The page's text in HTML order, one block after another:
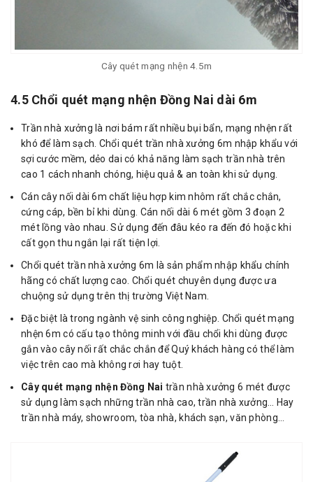
Cây quét mạng nhện 4.5m
4.5 Chổi quét mạng nhện Đồng Nai dài 6m
Trần nhà xưởng là nơi bám rất nhiều bụi bẩn, mạng nhện rất
khó để làm sạch. Chổi quét trần nhà xưởng 6m nhập khẩu với
sợi cước mềm, dẻo dai có khả năng làm sạch trần nhà trên
cao 1 cách nhanh chóng, hiệu quả & an toàn khi sử dụng.
Cán cây nối dài 6m chất liệu hợp kim nhôm rất chắc chắn,
cứng cáp, bền bỉ khi dùng. Cán nối dài 6 mét gồm 3 đoạn 2
mét lồng vào nhau. Sử dụng đến đâu kéo ra đến đó hoặc khi
cất gọn thu ngắn lại rất tiện lợi.
Chổi quét trần nhà xưởng 6m là sản phẩm nhập khẩu chính
hãng có chất lượng cao. Chổi quét chuyên dụng được ưa
chuộng sử dụng trên thị trường Việt Nam.
Đặc biệt là trong ngành vệ sinh công nghiệp. Chổi quét mạng
nhện 6m có cấu tạo thông minh với đầu chổi khi dùng được
gắn vào cây nối rất chắc chắn để Quý khách hàng có thể làm
việc trên cao mà không rơi hay tuột.
Cây quét mạng nhện Đồng Nai trần nhà xưởng 6 mét được
sử dụng làm sạch những trần nhà cao, trần nhà xưởng… Hay
trần nhà máy, showroom, tòa nhà, khách sạn, văn phòng…